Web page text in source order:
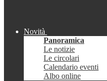
Novità
Panoramica
Le notizie
Le circolari
Calendario eventi
Albo online